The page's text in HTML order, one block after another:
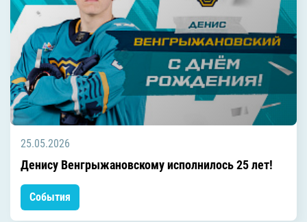
25.05.2026
Денису Венгрыжановскому исполнилось 25 лет!
События